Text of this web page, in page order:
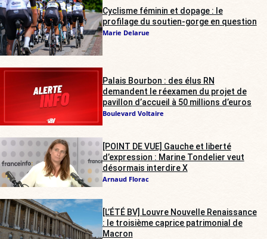
Cyclisme féminin et dopage : le
profilage du soutien-gorge en question
Marie Delarue
Palais Bourbon : des élus RN
demandent le réexamen du projet de
pavillon d’accueil à 50 millions d’euros
Boulevard Voltaire
[POINT DE VUE] Gauche et liberté
d’expression : Marine Tondelier veut
désormais interdire X
Arnaud Florac
[L’ÉTÉ BV] Louvre Nouvelle Renaissance
: le troisième caprice patrimonial de
Macron